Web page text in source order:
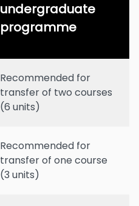
undergraduate
programme
Recommended for
transfer of two courses
(6 units)
Recommended for
transfer of one course
(3 units)